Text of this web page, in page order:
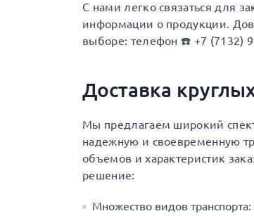
С нами легко связаться для
информации о продукции.
выборе: телефон ☎️ +7 (7132)
Доставка
Мы предлагаем широкий
надежную и своевременную
объемов и характеристик
решение:
Множество видов